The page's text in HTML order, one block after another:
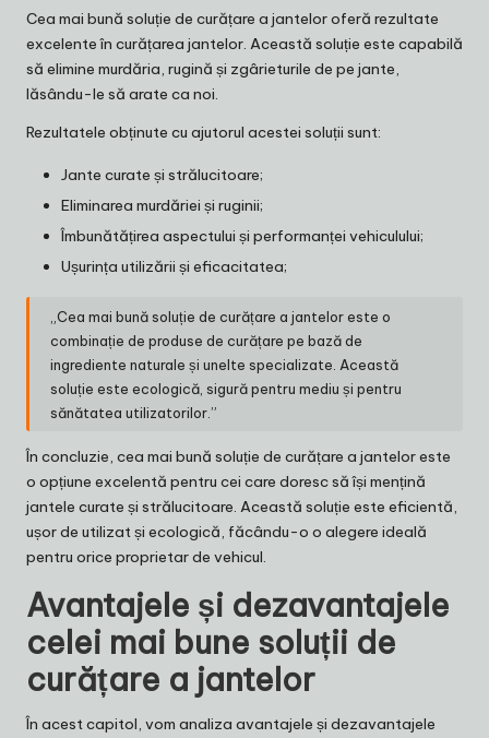
Cea mai bună soluție de curățare a jantelor oferă rezultate
excelente în curățarea jantelor. Această soluție este capabilă
să elimine murdăria, rugină și zgârieturile de pe jante,
lăsându-le să arate ca noi.
Rezultatele obținute cu ajutorul acestei soluții sunt:
Jante curate și strălucitoare;
Eliminarea murdăriei și ruginii;
Îmbunătățirea aspectului și performanței vehiculului;
Ușurința utilizării și eficacitatea;
„Cea mai bună soluție de curățare a jantelor este o
combinație de produse de curățare pe bază de
ingrediente naturale și unelte specializate. Această
soluție este ecologică, sigură pentru mediu și pentru
sănătatea utilizatorilor.”
În concluzie, cea mai bună soluție de curățare a jantelor este
o opțiune excelentă pentru cei care doresc să își mențină
jantele curate și strălucitoare. Această soluție este eficientă,
ușor de utilizat și ecologică, făcându-o o alegere ideală
pentru orice proprietar de vehicul.
Avantajele și dezavantajele
celei mai bune soluții de
curățare a jantelor
În acest capitol, vom analiza avantajele și dezavantajele